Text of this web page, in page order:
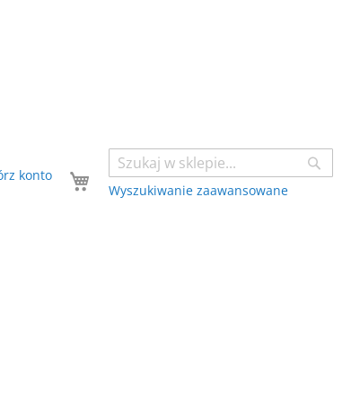
Wyszukiwanie zaawansowane
Twój koszyk
konto